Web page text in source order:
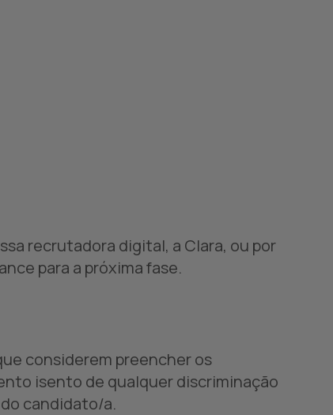
recrutadora digital, a Clara, ou por
para a próxima fase.
considerem preencher os
isento de qualquer discriminação
candidato/a.